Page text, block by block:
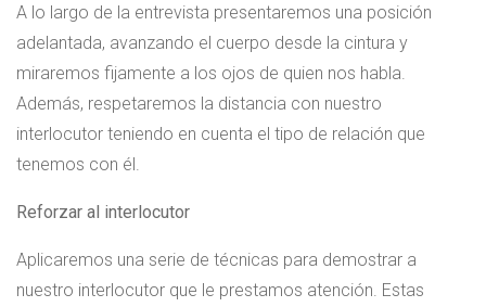
A lo largo de la entrevista presentaremos una posición
adelantada, avanzando el cuerpo desde la cintura y
miraremos fijamente a los ojos de quien nos habla.
Además, respetaremos la distancia con nuestro
interlocutor teniendo en cuenta el tipo de relación que
tenemos con él.
Reforzar al interlocutor
Aplicaremos una serie de técnicas para demostrar a
nuestro interlocutor que le prestamos atención. Estas